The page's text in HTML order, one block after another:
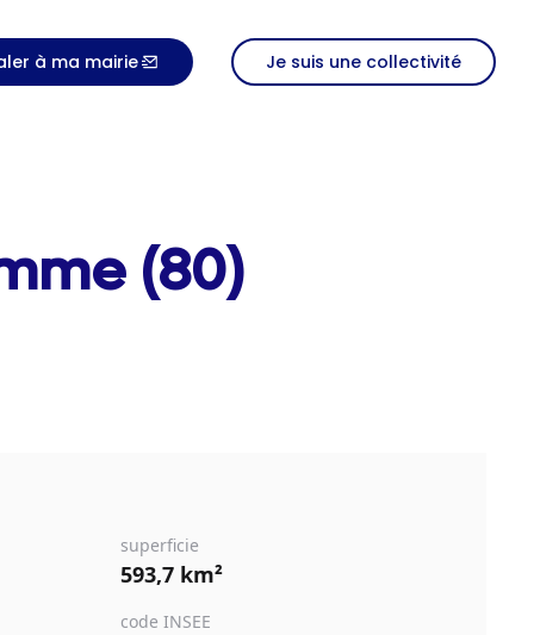
à ma mairie Je suis une collectivité
(80)
superficie
593,7 km²
code INSEE